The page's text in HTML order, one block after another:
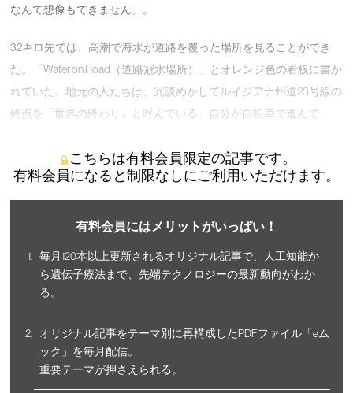
なんて想像もできません」。
32キロ先では、高潮で海水が道路を覆った場所を見ることができ
た。「Water on Road（道路冠水場所）」とオレンジ色の看板に書か
れていた。地元の人たちは、冗談めかしてルイジアナ州道23号線の
終点を「世界の終わり」と呼んでいる。自分が自転車で進んで …
こちらは有料会員限定の記事です。
有料会員になると制限なしにご利用いただけます。
有料会員にはメリットがいっぱい！
毎月120本以上更新されるオリジナル記事で、人工知能か
ら遺伝子療法まで、先端テクノロジーの最新動向がわか
る。
オリジナル記事をテーマ別に再構成したPDFファイル「eム
ック」を毎月配信。
重要テーマが押さえられる。